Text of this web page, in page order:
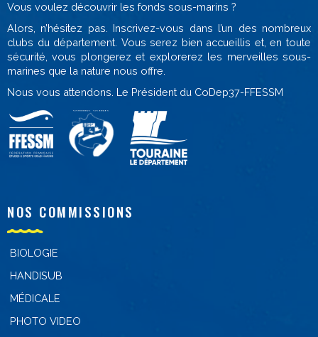
Vous voulez découvrir les fonds sous-marins ?
Alors, n’hésitez pas. Inscrivez-vous dans l’un des nombreux
clubs du département. Vous serez bien accueillis et, en toute
sécurité, vous plongerez et explorerez les merveilles sous-
marines que la nature nous offre.
Nous vous attendons. Le Président du CoDep37-FFESSM
NOS COMMISSIONS
BIOLOGIE
HANDISUB
MÉDICALE
PHOTO VIDEO